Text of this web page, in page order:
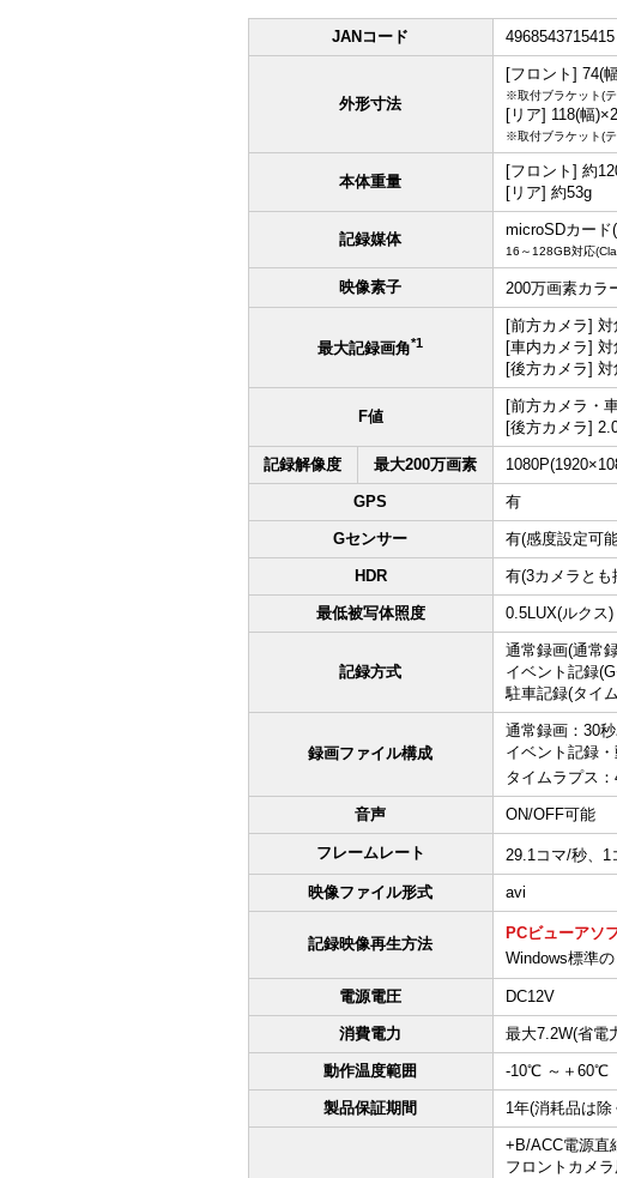
JANコード 4968543715415
外形寸法
[フロント] 74(
※取付ブラケット(
[リア] 118(幅
※取付ブラケット(
本体重量
[フロント] 約
[リア] 約53g
記録媒体
microSDカード
16～128GB対応
映像素子 200万画素カラ
最大記録画角*1
[前方カメラ] 対
[車内カメラ] 対
[後方カメラ] 対
F値
[前方カメラ・
[後方カメラ]
記録解像度 最大200万画素
GPS 有
Gセンサー 有(感度設定可
HDR 有(3カメラとも
最低被写体照度 0.5LUX(ルクス)
記録方式
通常録画(通常
イベント記録
駐車記録(タイ
録画ファイル構成
通常録画：30
イベント記録
タイムラプス
音声 ON/OFF可能
フレームレート 29.1コマ/秒、1
映像ファイル形式 avi
記録映像再生方法
PCビューアソ
Windows標準の
電源電圧 DC12V
消費電力 最大7.2W(省電
動作温度範囲 -10℃ ～＋60℃
製品保証期間 1年(消耗品は除
+B/ACC電源直
フロントカメ